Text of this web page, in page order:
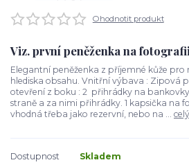
Ohodnotit produkt
Viz. první peněženka na
Elegantní peněženka z příjemné kůže pro
hlediska obsahu. Vnitřní výbava : Zipová
otevření z boku : 2 přihrádky na
straně a za nimi přihrádky. 1 kapsička na
vhodná třeba jako rezervní, nebo na ...
Dostupnost Skladem